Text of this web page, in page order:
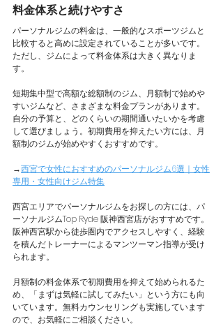
料金体系と続けやすさ
パーソナルジムの料金は、一般的なスポーツジムと
比較すると高めに設定されていることが多いです。
ただし、ジムによって料金体系は大きく異なりま
す。
短期集中型で高額な総額制のジム、月額制で始めや
すいジムなど、さまざまな料金プランがあります。
自分の予算と、どのくらいの期間通いたいかを考慮
して選びましょう。初期費用を抑えたい方には、月
額制のジムが始めやすくおすすめです。
→西宮で女性におすすめのパーソナルジム6選｜女性
専用・女性向けジム特集
西宮エリアでパーソナルジムをお探しの方には、パ
ーソナルジムTop Ryde 阪神西宮店がおすすめです。
阪神西宮駅から徒歩圏内でアクセスしやすく、経験
を積んだトレーナーによるマンツーマン指導が受け
られます。
月額制の料金体系で初期費用を抑えて始められるた
め、「まずは気軽に試してみたい」という方にも向
いています。無料カウンセリングも実施しています
ので、お気軽にご相談ください。